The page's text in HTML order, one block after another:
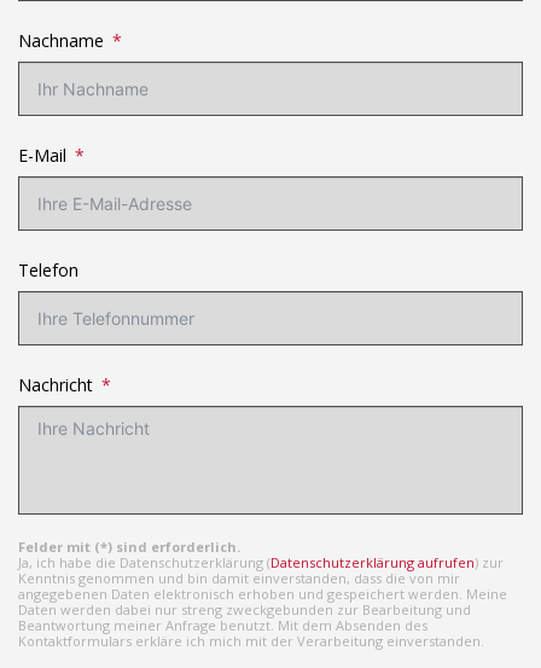
Nachname
E-Mail
Telefon
Nachricht
Felder mit (*) sind erforderlich.
Ja, ich habe die Datenschutzerklärung (Datenschutzerklärung aufrufen) zur
Kenntnis genommen und bin damit einverstanden, dass die von mir
angegebenen Daten elektronisch erhoben und gespeichert werden. Meine
Daten werden dabei nur streng zweckgebunden zur Bearbeitung und
Beantwortung meiner Anfrage benutzt. Mit dem Absenden des
Kontaktformulars erkläre ich mich mit der Verarbeitung einverstanden.